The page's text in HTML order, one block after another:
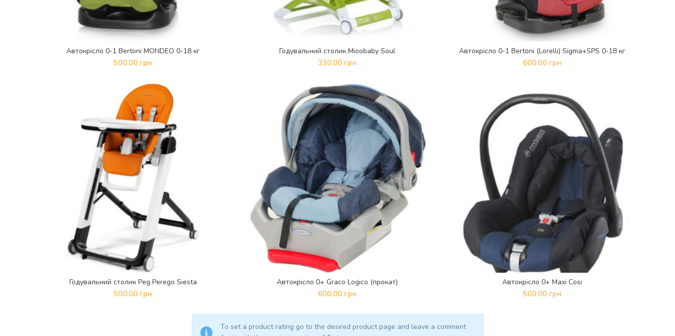
ДОДАТИ В КОШИК
Автокрісло 0-1 Bertoni MONDEO 0-18 кг
500.00 грн
ДОДАТИ В КОШИК
Годувальний столик Mioobaby Soul
330.00 грн
ДОДАТИ В КОШИК
Автокрісло 0-1 Bertoni (Lorelli) Sigma+SPS 0-18 кг
600.00 грн
ДОДАТИ В КОШИК
Годувальний столик Peg Perego Siesta
500.00 грн
ДОДАТИ В КОШИК
Автокрісло 0+ Graco Logico (прокат)
600.00 грн
ДОДАТИ В КОШИК
Автокрісло 0+ Maxi Cosi
500.00 грн
To set a product rating go to the desired product page and leave a comment